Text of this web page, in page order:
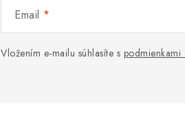
Email
Vložením e-mailu súhlasíte s